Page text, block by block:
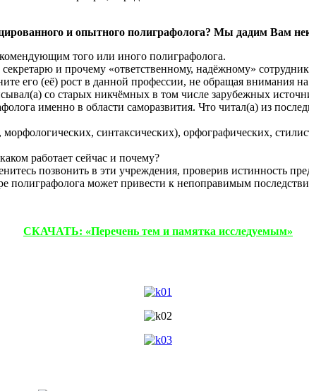
и опытного полиграфолога? Мы дадим Вам
того или иного полиграфолога.
и прочему «ответственному, надёжному»
его (её) рост в данной профессии, не обращая внимания
со старых никчёмных в том числе зарубежных
именно в области саморазвития. Что читал(а) из
синтаксических), орфографических,
работает сейчас и почему?
позвонить в эти учреждения, проверив истинность
полиграфолога может привести к непоправимым
СКАЧАТЬ: «Перечень тем и памятка исследуемым»